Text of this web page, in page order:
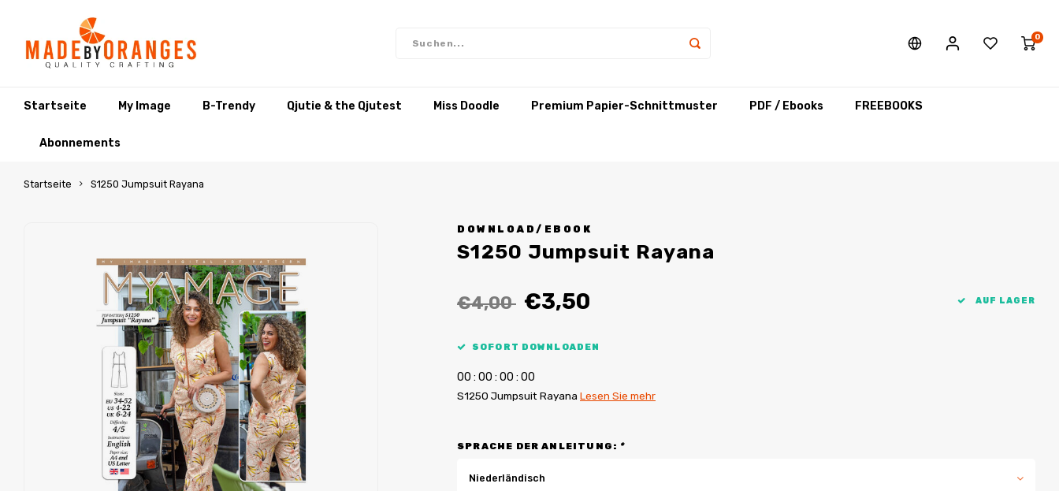
0
Startseite My Image B-Trendy Qjutie & the Qjutest Miss Doodle Premium Papier-Schnittmuster PDF / Ebooks FREEBOOKS
Abonnements
Startseite S1250 Jumpsuit Rayana
DOWNLOAD/EBOOK
S1250 Jumpsuit Rayana
€4,00 €3,50 AUF LAGER
SOFORT DOWNLOADEN
00 : 00 : 00 : 00
S1250 Jumpsuit Rayana Lesen Sie mehr
SPRACHE DER ANLEITUNG: *
Niederländisch